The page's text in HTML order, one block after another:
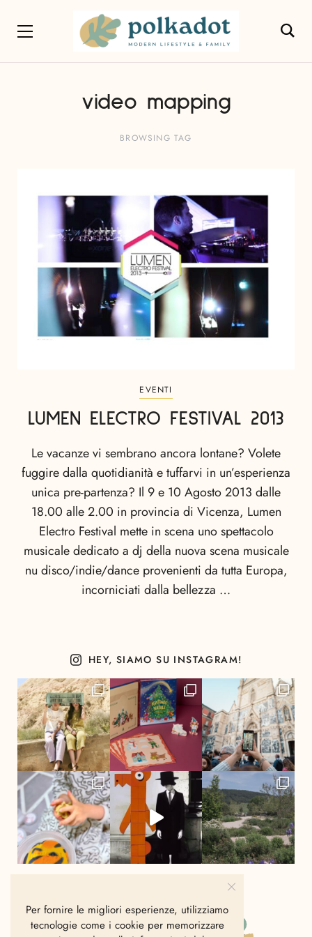
video mapping
BROWSING TAG
EVENTI
LUMEN ELECTRO FESTIVAL 2013
Le vacanze vi sembrano ancora lontane? Volete
fuggire dalla quotidianità e tuffarvi in un’esperienza
unica pre-partenza? Il 9 e 10 Agosto 2013 dalle
18.00 alle 2.00 in provincia di Vicenza, Lumen
Electro Festival mette in scena uno spettacolo
musicale dedicato a dj della nuova scena musicale
nu disco/indie/dance provenienti da tutta Europa,
incorniciati dalla bellezza …
HEY, SIAMO SU INSTAGRAM!
Per fornire le migliori esperienze, utilizziamo
tecnologie come i cookie per memorizzare